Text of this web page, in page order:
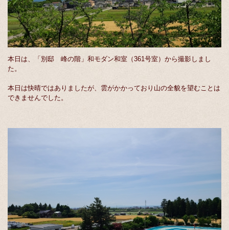
本日は、「別邸 峰の階」和モダン和室（361号室）から撮影しまし
た。
本日は快晴ではありましたが、雲がかかっており山の全貌を望むことは
できませんでした。